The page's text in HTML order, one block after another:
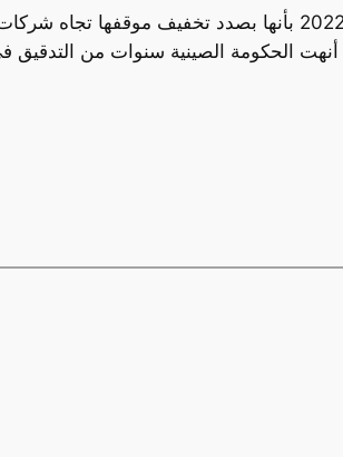
ومع ذلك، بدأت بكين في إرسال إشارات واضحة منذ أواخر عام 2022
الحكومة الصينية سنوات من التدقيق